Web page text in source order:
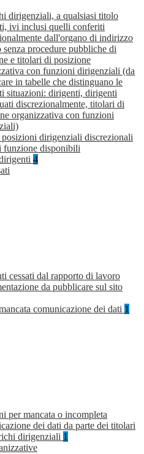
dirigenziali, a qualsiasi titolo
ivi inclusi quelli conferiti
dall'organo di indirizzo
procedure pubbliche di
e titolari di posizione
con funzioni dirigenziali (da
in tabelle che distinguano le
situazioni: dirigenti, dirigenti
discrezionalmente, titolari di
organizzativa con funzioni
dirigenziali discrezionali
funzione disponibili
4
cessati dal rapporto di lavoro
da pubblicare sul sito
comunicazione dei dati 1
per mancata o incompleta
dei dati da parte dei titolari
dirigenziali 1